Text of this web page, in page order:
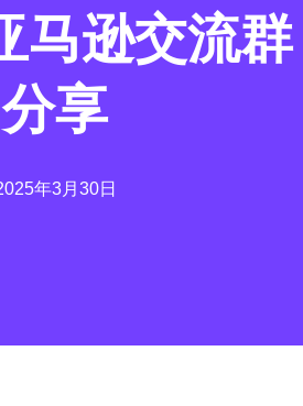
马逊交流
分享
年3月30日